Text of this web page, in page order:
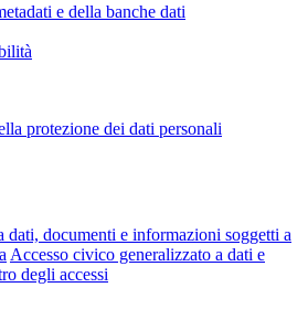
e della banche dati
protezione dei dati personali
dati, documenti e informazioni soggetti a
Accesso civico generalizzato a dati e
degli accessi